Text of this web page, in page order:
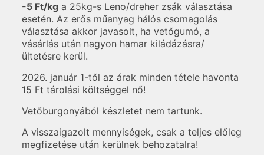
-5 Ft/kga 25kg-s Leno/dreher zsák választása
esetén. Az erős műanyag hálós csomagolás
választása akkor javasolt, ha vetőgumó, a
vásárlás után nagyon hamar kiládázásra/
ültetésre kerül.
2026. január 1-től az árak minden tétele havonta
15 Ft tárolási költséggel nő!
Vetőburgonyából készletet nem tartunk.
A visszaigazolt mennyiségek, csak a teljes előleg
megfizetése után kerülnek behozatalra!